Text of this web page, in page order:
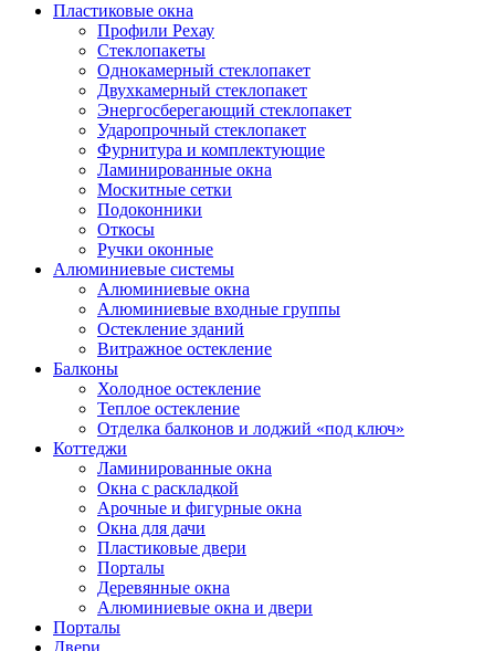
Пластиковые окна
Профили Рехау
Стеклопакеты
Однокамерный стеклопакет
Двухкамерный стеклопакет
Энергосберегающий стеклопакет
Ударопрочный стеклопакет
Фурнитура и комплектующие
Ламинированные окна
Москитные сетки
Подоконники
Откосы
Ручки оконные
Алюминиевые системы
Алюминиевые окна
Алюминиевые входные группы
Остекление зданий
Витражное остекление
Балконы
Холодное остекление
Теплое остекление
Отделка балконов и лоджий «под ключ»
Коттеджи
Ламинированные окна
Окна с раскладкой
Арочные и фигурные окна
Окна для дачи
Пластиковые двери
Порталы
Деревянные окна
Алюминиевые окна и двери
Порталы